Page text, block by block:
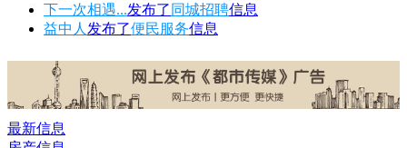
下一次相遇...发布了 同城招聘信息
益中人 发布了便民服务信息
最新信息